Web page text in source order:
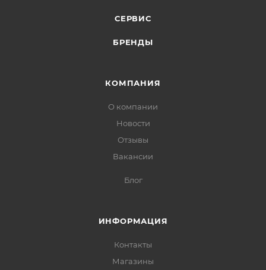
СЕРВИС
БРЕНДЫ
КОМПАНИЯ
О компании
Новости
Отзывы
Вакансии
Блог
ИНФОРМАЦИЯ
Контакты
Магазины